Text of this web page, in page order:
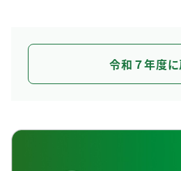
令和７年度に